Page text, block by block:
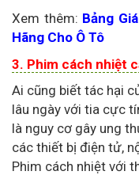
Xem thêm: Bảng
Hãng Cho Ô Tô
3. Phim cách nhiệt
Ai cũng biết tác hại
lâu ngày với tia cực
là nguy cơ gây ung
các thiết bị điện tử,
Phim cách nhiệt với